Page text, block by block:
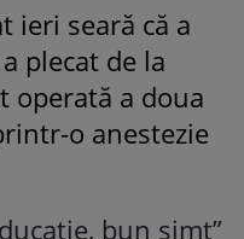
ieri seară că a
plecat de la
operată a doua
o anestezie